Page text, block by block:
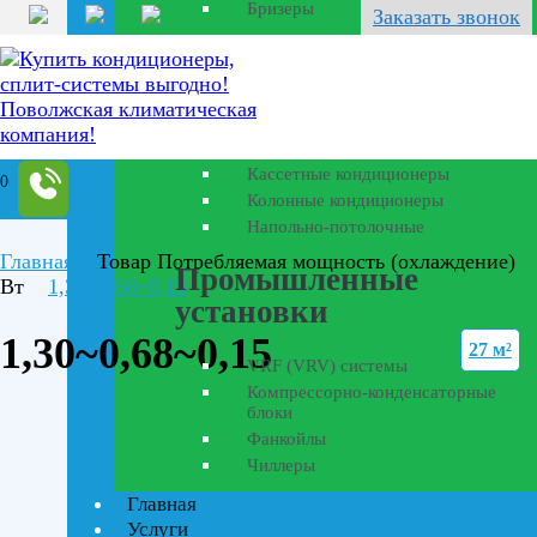
Заказать звонок
0
Бризеры
Полупромышленные
кондиционеры
Кассетные кондиционеры
Колонные кондиционеры
Напольно-потолочные
Промышленные
установки
VRF (VRV) системы
Компрессорно-конденсаторные
блоки
Фанкойлы
Чиллеры
Главная
Услуги
Главная
Товар Потребляемая мощность (охлаждение)
Вт
1,30~0,68~0,15
1,30~0,68~0,15
Текстовый поиск
27 м²